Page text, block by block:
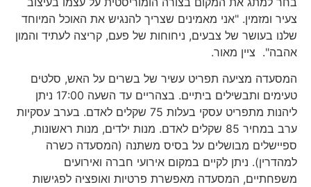
צעיר ומזמין. "אני מאמינים שצריך להנגיש את האוכל המיוחד
שלנו בעושר של צבעים, ניחוחות של פעם, קריצה לעתיד והמון
אהבה". ציין מאור.
המסעדה מציעה תפריט עשיר של בשרים על האש, סלטים
טעימים ותבשילים ביתיים. בצהריים עד השעה 17:00 ניתן
ליהנות מתפריט עסקי בעלות 75 שקלים לאדם. בערב עסקיות
ערב במחיר 85 שקלים לאדם. מנות ילדים, מנות ראשונות,
ספיישלים מבושלים על בסיס משתנה (המסעדה כשרה
למהדרין). ניתן לקיים במקום אירועי חברה ואירועים
משפחתיים, המסעדה מאפשרת פרטיות ואופציה לפגישות